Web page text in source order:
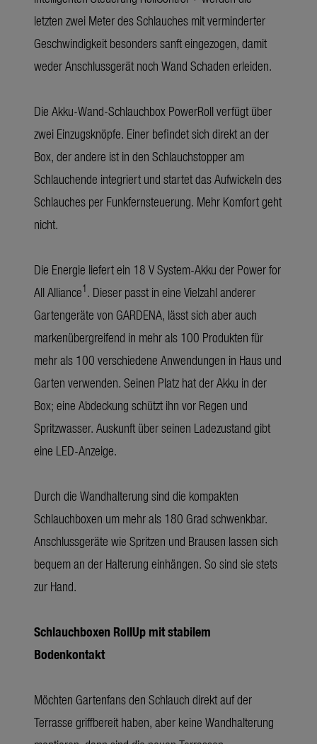
letzten zwei Meter des Schlauches mit verminderter
Geschwindigkeit besonders sanft eingezogen, damit
weder Anschlussgerät noch Wand Schaden erleiden.
Die Akku-Wand-Schlauchbox PowerRoll verfügt über
zwei Einzugsknöpfe. Einer befindet sich direkt an der
Box, der andere ist in den Schlauchstopper am
Schlauchende integriert und startet das Aufwickeln des
Schlauches per Funkfernsteuerung. Mehr Komfort geht
nicht.
Die Energie liefert ein 18 V System-Akku der Power for
All Alliance1. Dieser passt in eine Vielzahl anderer
Gartengeräte von GARDENA, lässt sich aber auch
markenübergreifend in mehr als 100 Produkten für
mehr als 100 verschiedene Anwendungen in Haus und
Garten verwenden. Seinen Platz hat der Akku in der
Box; eine Abdeckung schützt ihn vor Regen und
Spritzwasser. Auskunft über seinen Ladezustand gibt
eine LED-Anzeige.
Durch die Wandhalterung sind die kompakten
Schlauchboxen um mehr als 180 Grad schwenkbar.
Anschlussgeräte wie Spritzen und Brausen lassen sich
bequem an der Halterung einhängen. So sind sie stets
zur Hand.
Schlauchboxen RollUp mit stabilem
Bodenkontakt
Möchten Gartenfans den Schlauch direkt auf der
Terrasse griffbereit haben, aber keine Wandhalterung